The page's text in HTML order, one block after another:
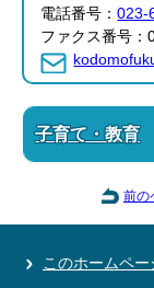
電話番号：023-
ファクス番号：
子育て・教育
前の
このホームペー